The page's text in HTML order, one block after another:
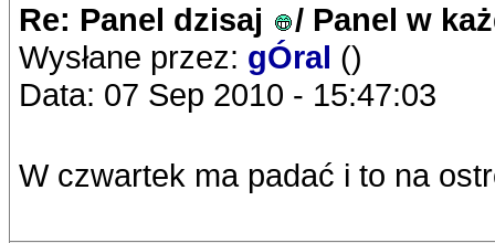
Re: Panel dzisaj
/ Panel w
Wysłane przez: gÓral ()
Data: 07 Sep 2010 - 15:47:03
W czwartek ma padać i to na